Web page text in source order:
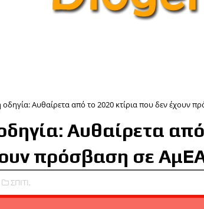
οδηγία: Αυθαίρετα από το 2020 κτίρια που δεν έχουν
Αυθαίρετα
πρόσβαση σε
ΣΠΙΤΙ,